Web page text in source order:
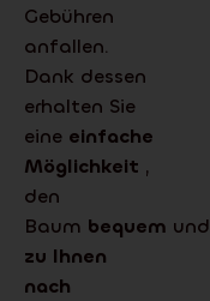
Gebühren
anfallen.
Dank dessen
erhalten Sie
eine einfache
Möglichkeit ,
den
Baum bequem und
zu Ihnen
nach